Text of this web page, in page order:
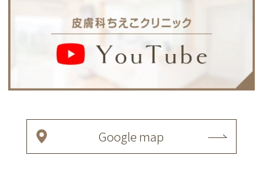
Google map